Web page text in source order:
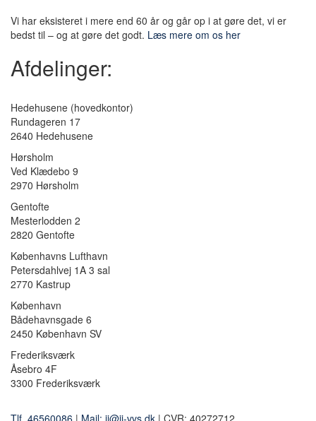
Vi har eksisteret i mere end 60 år og går op i at gøre det, vi er
bedst til – og at gøre det godt. Læs mere om os her
Afdelinger:
Hedehusene (hovedkontor)
Rundageren 17
2640 Hedehusene
Hørsholm
Ved Klædebo 9
2970 Hørsholm
Gentofte
Mesterlodden 2
2820 Gentofte
Københavns Lufthavn
Petersdahlvej 1A 3 sal
2770 Kastrup
København
Bådehavnsgade 6
2450 København SV
Frederiksværk
Åsebro 4F
3300 Frederiksværk
Tlf. 46560086 | Mail: jj@jj-vvs.dk | CVR: 40272712